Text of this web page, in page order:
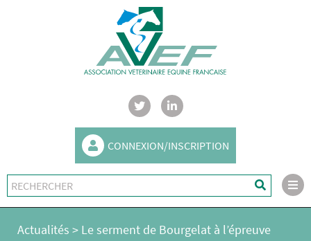
CONNEXION/INSCRIPTION
Actualités > Le serment de Bourgelat à l’épreuve